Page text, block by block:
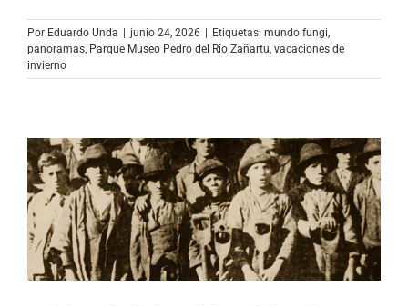
Por Eduardo Unda | junio 24, 2026 | Etiquetas: mundo fungi
panoramas Parque Museo Pedro del Río Zañartu vacaciones de
invierno